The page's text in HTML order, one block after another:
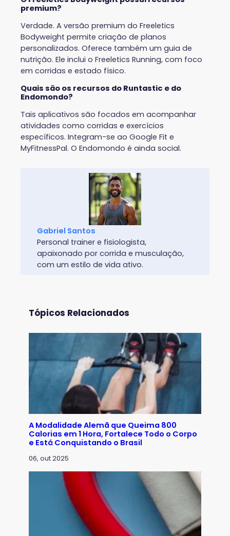
premium?
Verdade. A versão premium do Freeletics
Bodyweight permite criação de planos
personalizados. Oferece também um guia de
nutrição. Ele inclui o Freeletics Running, com foco
em corridas e estado físico.
Quais são os recursos do Runtastic e do
Endomondo?
Tais aplicativos são focados em acompanhar
atividades como corridas e exercícios
específicos. Integram-se ao Google Fit e
MyFitnessPal. O Endomondo é ainda social.
Gabriel Santos
Personal trainer e fisiologista,
apaixonado por corrida e musculação,
com um estilo de vida ativo.
Tópicos Relacionados
A Modalidade Alemã que Queima 800
Calorias em 1 Hora, Fortalece Todo o Corpo
e Está Conquistando o Brasil
06, out 2025